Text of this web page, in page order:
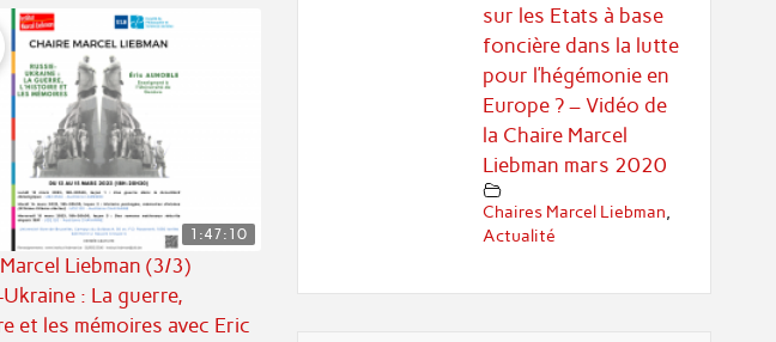
1:47:10
Liebman (3/3)
: La guerre,
et les mémoires avec Eric
sur les Etats à base
foncière dans la lutte
pour l’hégémonie en
Europe ? – Vidéo de
la Chaire Marcel
Liebman mars 2020
Chaires Marcel Liebman,
Actualité